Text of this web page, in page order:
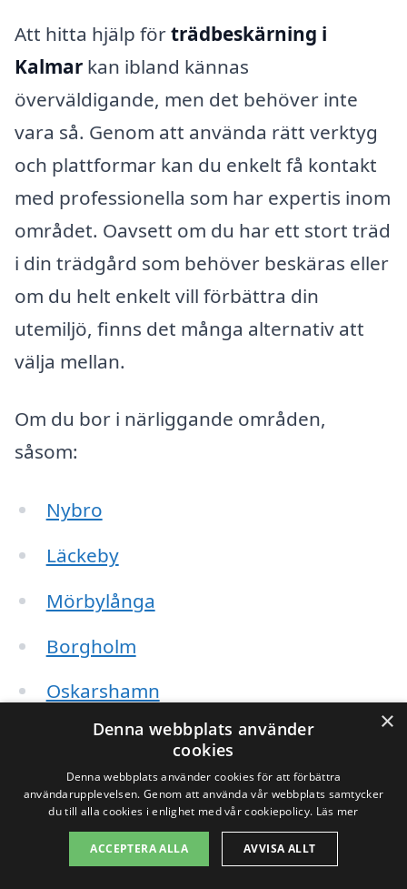
Att hitta hjälp förträdbeskärning i
Kalmar kan ibland kännas
överväldigande, men det behöver inte
vara så. Genom att använda rätt verktyg
och plattformar kan du enkelt få kontakt
med professionella som har expertis inom
området. Oavsett om du har ett stort träd
i din trädgård som behöver beskäras eller
om du helt enkelt vill förbättra din
utemiljö, finns det många alternativ att
välja mellan.
Om du bor i närliggande områden,
såsom:
Nybro
Läckeby
Mörbylånga
Borgholm
Oskarshamn
Västervik
Kalmar
Färjestaden
Söderåkra
×
Denna webbplats använder
cookies
Denna webbplats använder cookies för att förbättra
användarupplevelsen. Genom att använda vår webbplats samtycker
du till alla cookies i enlighet med vår cookiepolicy. Läs mer
ACCEPTERA ALLA AVVISA ALLT